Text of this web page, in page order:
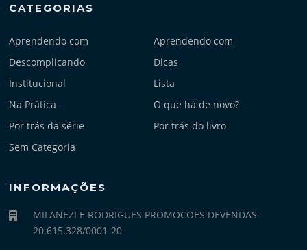
CATEGORIAS
Aprendendo com
Aprendendo com
Descomplicando
Dicas
Institucional
Lista
Na Prática
O que há de novo?
Por trás da série
Por trás do livro
Sem Categoria
INFORMAÇÕES
MILANEZI E RODRIGUES PROMOCOES DEVENDAS -
20.615.328/0001-20